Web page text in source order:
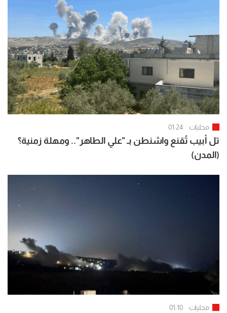
محليات 01:24
تل أبيب تُقنع واشنطن بـ "علي الطاهر".. ومهلة زمنية؟
(المدن)
محليات 01:10